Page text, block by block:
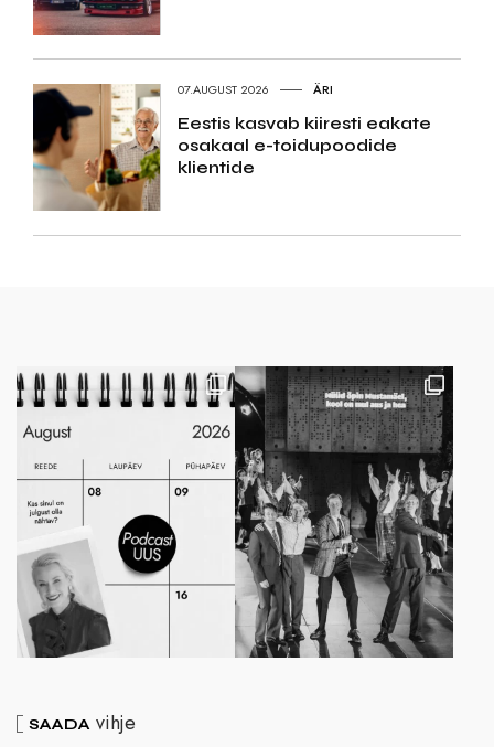
07.AUGUST 2026 ÄRI
Eestis kasvab kiiresti eakate
osakaal e-toidupoodide
klientide
SAADA vihje